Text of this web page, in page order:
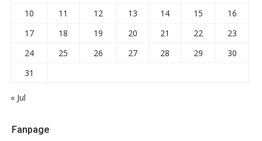
10
11 12 13 14 15
16
17
18 19 20 21 22
23
24
25 26 27 28 29
30
31
« Jul
Fanpage